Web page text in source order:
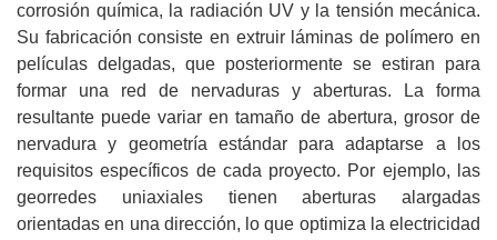
corrosión química, la radiación UV y la tensión mecánica.
Su fabricación consiste en extruir láminas de polímero en
películas delgadas, que posteriormente se estiran para
formar una red de nervaduras y aberturas. La forma
resultante puede variar en tamaño de abertura, grosor de
nervadura y geometría estándar para adaptarse a los
requisitos específicos de cada proyecto. Por ejemplo, las
georredes uniaxiales tienen aberturas alargadas
orientadas en una dirección, lo que optimiza la electricidad